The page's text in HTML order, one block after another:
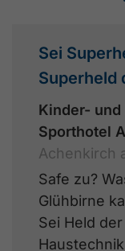
Sei
Superheld
Kinder- und
Sporthotel
Achenkirch
Safe zu?
Glühbirne
Sei Held